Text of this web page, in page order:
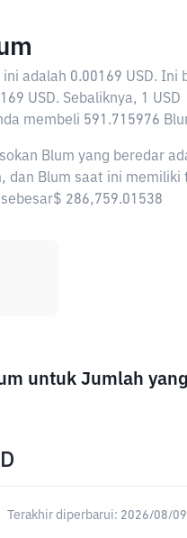
ini adalah 0.00169 USD. Ini
USD. Sebaliknya, 1 USD
membeli 591.715976
Blum yang beredar
dan Blum saat ini memiliki
286,759.01538
untuk Jumlah yang
Terakhir diperbarui: 2026/08/